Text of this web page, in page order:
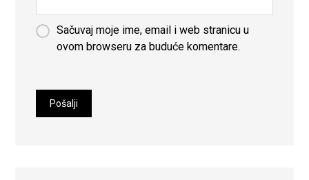
Sačuvaj moje ime, email i web stranicu u
ovom browseru za buduće komentare.